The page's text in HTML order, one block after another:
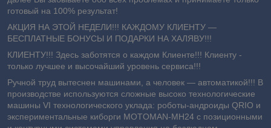
готовый на 100% результат!
АКЦИЯ НА ЭТОЙ НЕДЕЛИ!!! КАЖДОМУ КЛИЕНТУ —
БЕСПЛАТНЫЕ БОНУСЫ И ПОДАРКИ НА ХАЛЯВУ!!!
КЛИЕНТУ!!! Здесь заботятся о каждом Клиенте!!! Клиенту -
только лучшее и высочайший уровень сервиса!!!
Ручной труд вытеснен машинами, а человек — автоматикой!!! В
производстве используются сложные высоко технологические
машины VI технологического уклада: роботы-андроиды QRIO и
экспериментальные киборги MOTOMAN-MH24 с позиционными